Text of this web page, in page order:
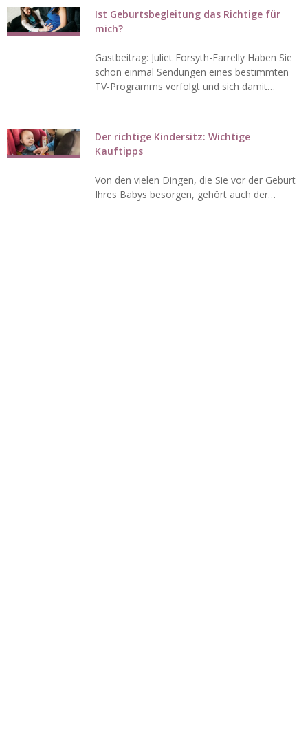
Ist Geburtsbegleitung das Richtige für
mich?
Gastbeitrag: Juliet Forsyth-Farrelly Haben Sie
schon einmal Sendungen eines bestimmten
TV-Programms verfolgt und sich damit…
Der richtige Kindersitz: Wichtige
Kauftipps
Von den vielen Dingen, die Sie vor der Geburt
Ihres Babys besorgen, gehört auch der…